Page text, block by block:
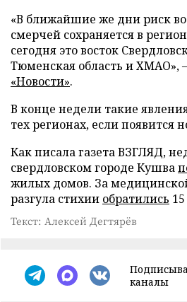
«В ближайшие же дни риск
смерчей сохраняется в
сегодня это восток
Тюменская область и ХМАО»,
«Новости».
В конце недели такие
тех регионах, если появится
Как писала газета ВЗГЛЯД,
свердловском городе Кушва
жилых домов. За
разгула стихии обратились
Текст: Алексей Дегтярёв
каналы